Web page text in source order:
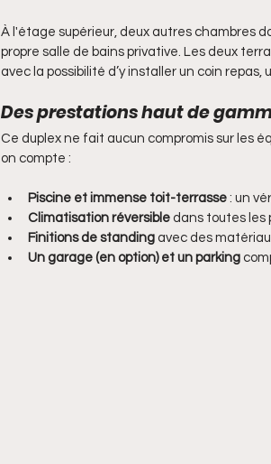
À l'étage supérieur, deux autres chambres
propre salle de bains privative. Les deux
avec la possibilité d’y installer un coin repas,
Des prestations haut de
Ce duplex ne fait aucun compromis sur les
on compte :
Piscine et immense toit-terrasse : un
Climatisation réversible dans toutes les
Finitions de standing avec des
Un garage (en option) et un parking